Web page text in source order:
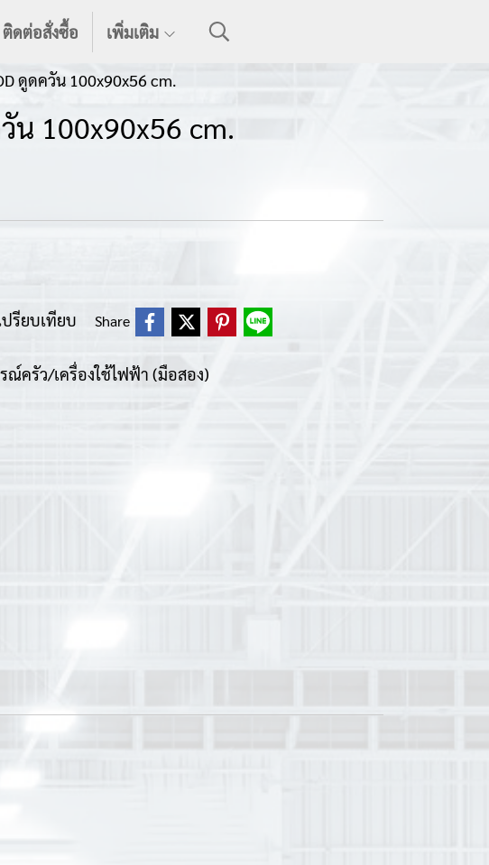
ติดต่อสั่งซื้อ เพิ่มเติม
ดูดควัน 100x90x56 cm.
น 100x90x56 cm.
ปรียบเทียบ Share
ณ์ครัว/เครื่องใช้ไฟฟ้า (มือสอง)